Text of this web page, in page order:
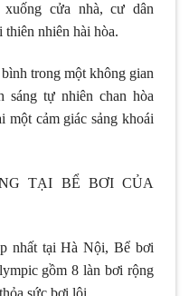
cửa nhà, cư dân
thiên nhiên hài hòa.
trong một không gian
sáng tự nhiên chan hòa
một cảm giác sảng khoái
TẠI BỂ BƠI CỦA
nhất tại Hà Nội, Bể bơi
gồm 8 làn bơi rộng
sức bơi lội.